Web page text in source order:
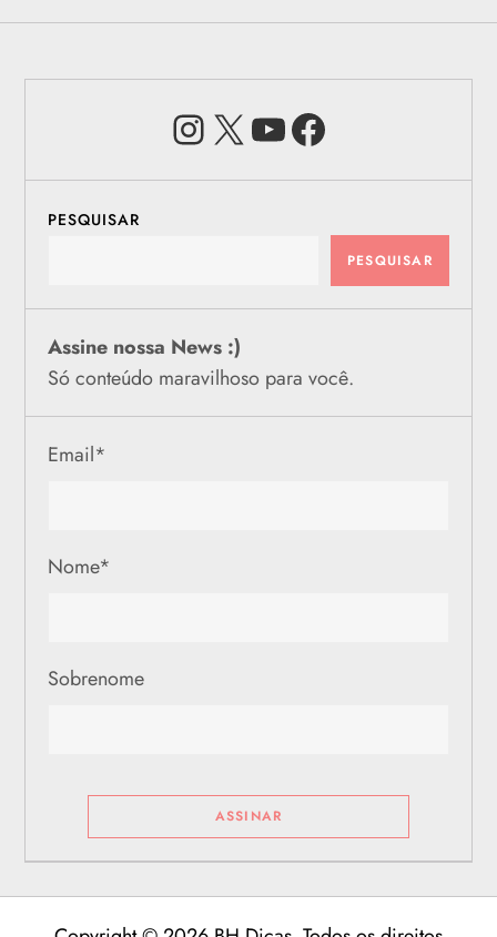
Instagram
X Youtube
PESQUISAR
PESQUISAR
Assine nossa News :)
Só conteúdo maravilhoso para você.
Email*
Nome*
Sobrenome